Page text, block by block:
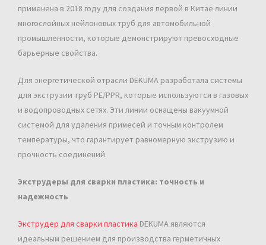
применена в 2018 году для создания первой в Китае линии
многослойных нейлоновых труб для автомобильной
промышленности, которые демонстрируют превосходные
барьерные свойства.
Для энергетической отрасли DEKUMA разработала системы
для экструзии труб PE/PPR, которые используются в газовых
и водопроводных сетях. Эти линии оснащены вакуумной
системой для удаления примесей и точным контролем
температуры, что гарантирует равномерную экструзию и
прочность соединений.
Экструдеры для сварки пластика: точность и
надежность
Экструдер для сварки пластика DEKUMA являются
идеальным решением для производства герметичных